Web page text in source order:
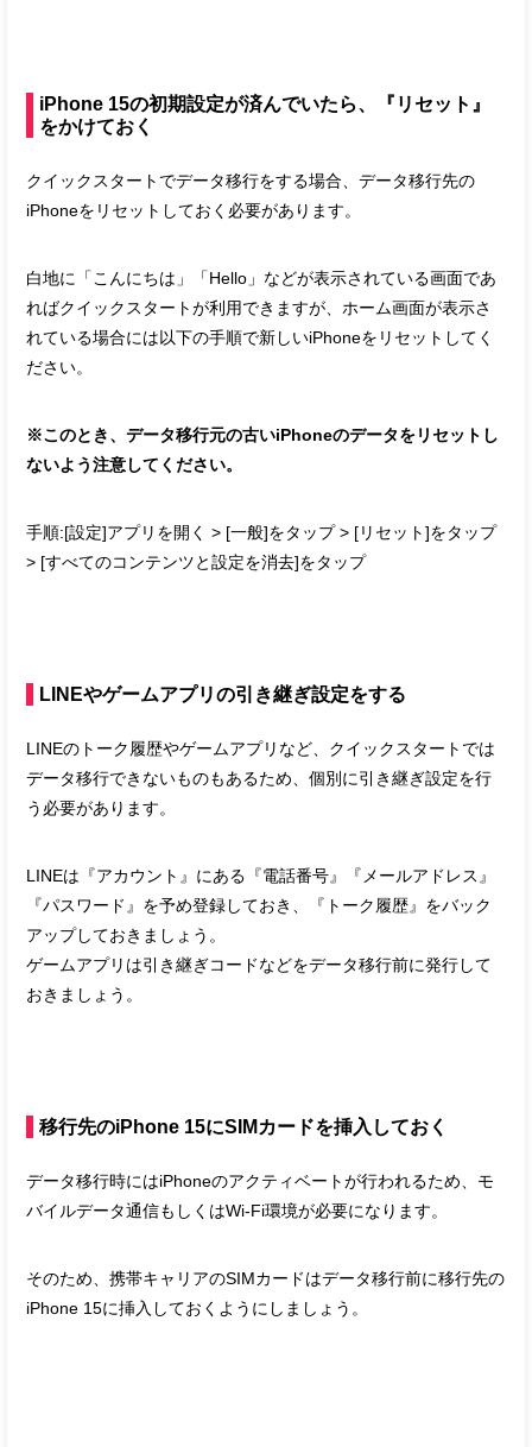
iPhone 15の初期設定が済んでいたら、『リセット』
をかけておく
クイックスタートでデータ移行をする場合、データ移行先の
iPhoneをリセットしておく必要があります。
白地に「こんにちは」「Hello」などが表示されている画面であ
ればクイックスタートが利用できますが、ホーム画面が表示さ
れている場合には以下の手順で新しいiPhoneをリセットしてく
ださい。
※このとき、データ移行元の古いiPhoneのデータをリセットし
ないよう注意してください。
手順:[設定]アプリを開く > [一般]をタップ > [リセット]をタップ
> [すべてのコンテンツと設定を消去]をタップ
LINEやゲームアプリの引き継ぎ設定をする
LINEのトーク履歴やゲームアプリなど、クイックスタートでは
データ移行できないものもあるため、個別に引き継ぎ設定を行
う必要があります。
LINEは『アカウント』にある『電話番号』『メールアドレス』
『パスワード』を予め登録しておき、『トーク履歴』をバック
アップしておきましょう。
ゲームアプリは引き継ぎコードなどをデータ移行前に発行して
おきましょう。
移行先のiPhone 15にSIMカードを挿入しておく
データ移行時にはiPhoneのアクティベートが行われるため、モ
バイルデータ通信もしくはWi-Fi環境が必要になります。
そのため、携帯キャリアのSIMカードはデータ移行前に移行先の
iPhone 15に挿入しておくようにしましょう。